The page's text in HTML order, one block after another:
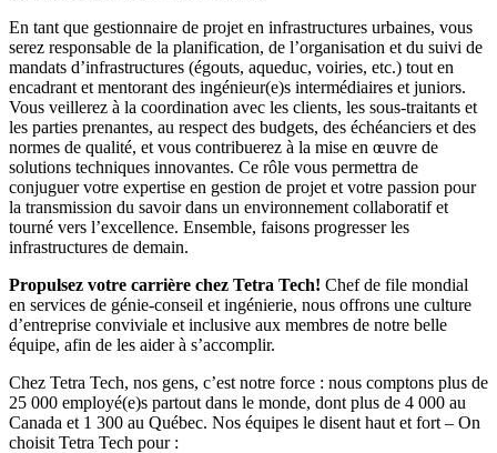
En tant que gestionnaire de projet en infrastructures urbaines, vous
serez responsable de la planification, de l’organisation et du suivi de
mandats d’infrastructures (égouts, aqueduc, voiries, etc.) tout en
encadrant et mentorant des ingénieur(e)s intermédiaires et juniors.
Vous veillerez à la coordination avec les clients, les sous-traitants et
les parties prenantes, au respect des budgets, des échéanciers et des
normes de qualité, et vous contribuerez à la mise en œuvre de
solutions techniques innovantes. Ce rôle vous permettra de
conjuguer votre expertise en gestion de projet et votre passion pour
la transmission du savoir dans un environnement collaboratif et
tourné vers l’excellence. Ensemble, faisons progresser les
infrastructures de demain.
Propulsez votre carrière chez Tetra Tech! Chef de file mondial
en services de génie-conseil et ingénierie, nous offrons une culture
d’entreprise conviviale et inclusive aux membres de notre belle
équipe, afin de les aider à s’accomplir.
Chez Tetra Tech, nos gens, c’est notre force : nous comptons plus de
25 000 employé(e)s partout dans le monde, dont plus de 4 000 au
Canada et 1 300 au Québec. Nos équipes le disent haut et fort – On
choisit Tetra Tech pour :